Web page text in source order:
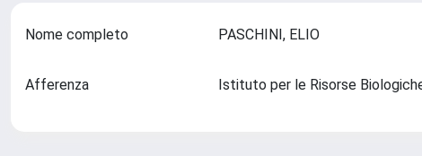
Nome completo PASCHINI, ELIO
Afferenza Istituto per le Risorse